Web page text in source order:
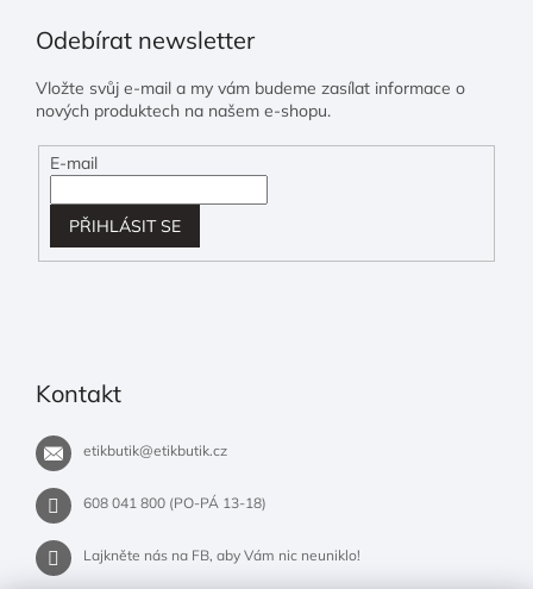
Odebírat newsletter
Vložte svůj e-mail a my vám budeme zasílat informace o
nových produktech na našem e-shopu.
E-mail
PŘIHLÁSIT SE
Kontakt
etikbutik@etikbutik.cz
608 041 800 (PO-PÁ 13-18)
Lajkněte nás na FB, aby Vám nic neuniklo!